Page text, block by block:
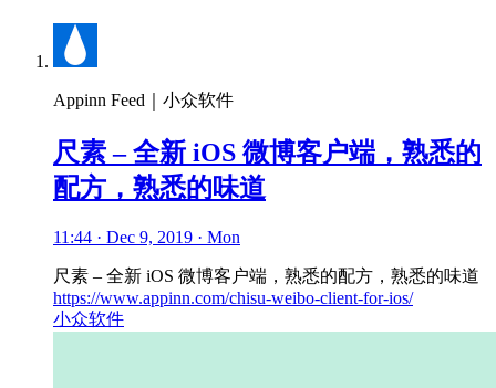
Appinn Feed｜小众软件
尺素 – 全新 iOS 微博客户端，熟悉的
配方，熟悉的味道
11:44 · Dec 9, 2019 · Mon
尺素 – 全新 iOS 微博客户端，熟悉的配方，熟悉的味道
https://www.appinn.com/chisu-weibo-client-for-ios/
小众软件